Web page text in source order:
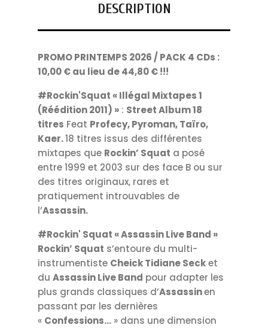
DESCRIPTION
PROMO PRINTEMPS 2026 / PACK 4 CDs :
10,00 € au lieu de 44,80 € !!!
#Rockin'Squat « Illégal Mixtapes 1
(Réédition 2011) » : Street Album 18
titres Feat Profecy, Pyroman, Taïro,
Kaer.18 titres issus des différentes
mixtapes que Rockin’ Squat a posé
entre 1999 et 2003 sur des face B ou sur
des titres originaux, rares et
pratiquement introuvables de
l’Assassin.
#Rockin' Squat « Assassin Live Band »
Rockin’ Squat s’entoure du multi-
instrumentiste Cheick Tidiane Secket
du Assassin Live Band pour adapter les
plus grands classiques d’Assassinen
passant par les dernières
« Confessions… » dans une dimension